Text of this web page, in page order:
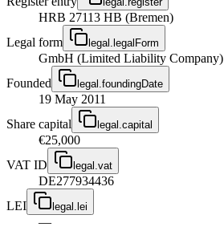
HRB 27113 HB (Bremen)
Legal form
legal.legalForm
GmbH (Limited Liability Company)
Founded
legal.foundingDate
19 May 2011
Share capital
legal.capital
€25,000
VAT ID
legal.vat
DE277934436
LEI
legal.lei
—